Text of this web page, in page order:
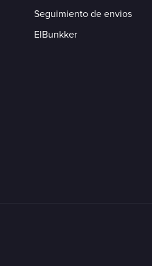
Seguimiento de envios
ElBunkker